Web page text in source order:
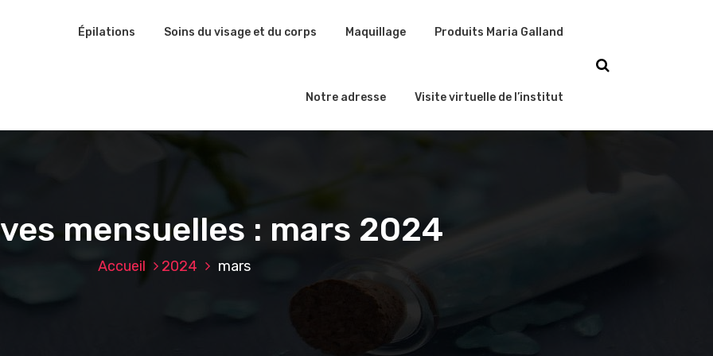
Épilations Soins du visage et du corps Maquillage Produits Maria Galland
Notre adresse Visite virtuelle de l’institut
mensuelles : mars 2024
Accueil 2024 mars